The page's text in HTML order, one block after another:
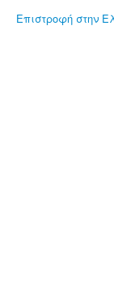
Επιστροφή στην